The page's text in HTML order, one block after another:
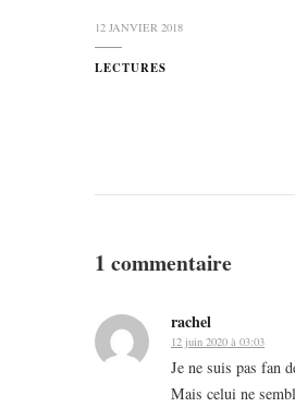
12 JANVIER 2018
LECTURES
1 commentaire
rachel
12 juin 2020 à 03:03
Je ne suis pas fan
Mais celui ne